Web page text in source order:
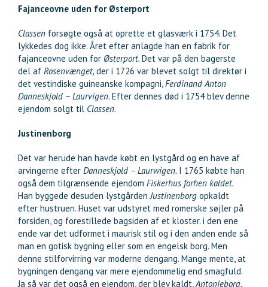
Fajanceovne uden for Østerport
Classen forsøgte også at oprette et glasværk i 1754. Det
lykkedes dog ikke. Året efter anlagde han en fabrik for
fajanceovne uden for Østerport.Det var på den bagerste
del af Rosenvænget, der i 1726 var blevet solgt til direktør i
det vestindiske guineanske kompagni,Ferdinand Anton
Danneskjold – Laurvigen.Efter dennes død i 1754 blev denne
ejendom solgt til Classen.
Justinenborg
Det var herude han havde købt en lystgård og en have af
arvingerne efter Danneskjold – Laurwigen. I 1765 købte han
også dem tilgrænsende ejendom Fiskerhus forhen kaldet.
Han byggede desuden lystgårdenJustinenborg opkaldt
efter hustruen. Huset var udstyret med romerske søjler på
forsiden, og forestillede bagsiden af et kloster. i den ene
ende var det udformet i maurisk stil og i den anden ende så
man en gotisk bygning eller som en engelsk borg. Men
denne stilforvirring var moderne dengang. Mange mente, at
bygningen dengang var mere ejendommelig end smagfuld.
Ja så var det også en ejendom, der blev kaldt,Antonieborg.